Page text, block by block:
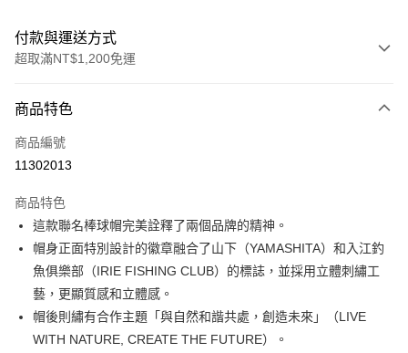
付款與運送方式
超取滿NT$1,200免運
信用卡一次付款
信用卡分期付款
合作金庫商業銀行
華南商業銀行
彰化商業銀行
上海商業儲蓄銀行
台北富邦商業銀行
國泰世華商業銀行
兆豐國際商業銀行
臺灣中小企業銀行
匯豐（台灣）商業銀行
華泰商業銀行
聯邦商業銀行
遠東國際商業銀行
元大商業銀行
永豐商業銀行
超商取貨付款
Apple Pay
街口支付
悠遊付
商品特色
商品編號
11302013
商品特色
這款聯名棒球帽完美詮釋了兩個品牌的精神。
帽身正面特別設計的徽章融合了山下（YAMASHITA）和入江釣
魚俱樂部（IRIE FISHING CLUB）的標誌，並採用立體刺繡工
藝，更顯質感和立體感。
帽後則繡有合作主題「與自然和諧共處，創造未來」（LIVE
WITH NATURE, CREATE THE FUTURE）。